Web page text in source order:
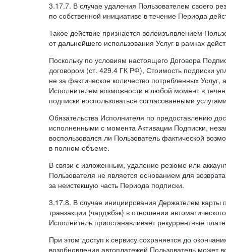
3.17.7. В случае удаления Пользователем своего
по собственной инициативе в течение Периода
Такое действие признается волеизъявлением
от дальнейшего использования Услуг в рамках
Поскольку по условиям настоящего Договора
договором (ст. 429.4 ГК РФ), Стоимость подписки
не за фактическое количество потребленных Услуг,
Исполнителем возможности в любой момент в
подписки воспользоваться согласованными
Обязательства Исполнителя по предоставлению
исполненными с момента Активации Подписки,
воспользовался ли Пользователь фактической
в полном объеме.
В связи с изложенным, удаление резюме или
Пользователя не является основанием для
за неистекшую часть Периода подписки.
3.17.8. В случае инициирования Держателем карты
транзакции (чарджбэк) в отношении
Исполнитель приостанавливает рекуррентные
При этом доступ к сервису сохраняется до
возобновления автоплатежей Пользователь может